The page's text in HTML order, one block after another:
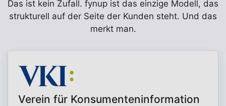
Das ist kein Zufall. fynup ist das einzige Modell, das
strukturell auf der Seite der Kunden steht. Und das
merkt man.
Verein für Konsumenteninformation